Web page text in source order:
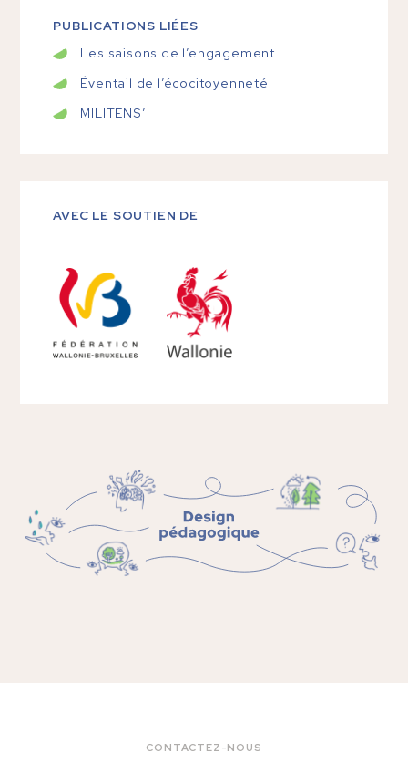
PUBLICATIONS LIÉES
Les saisons de l’engagement
Éventail de l’écocitoyenneté
MILITENS’
AVEC LE SOUTIEN DE
CONTACTEZ-NOUS